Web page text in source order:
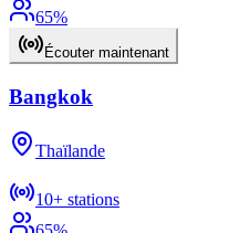
65%
Écouter maintenant
Bangkok
Thaïlande
10+ stations